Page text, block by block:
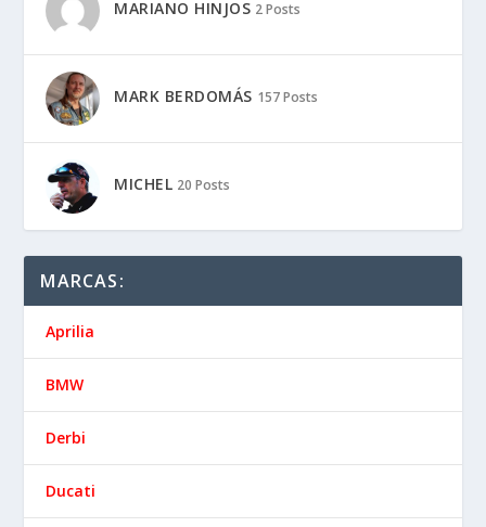
MARIANO HINJOS 2 Posts
MARK BERDOMÁS 157 Posts
MICHEL 20 Posts
MARCAS:
Aprilia
BMW
Derbi
Ducati